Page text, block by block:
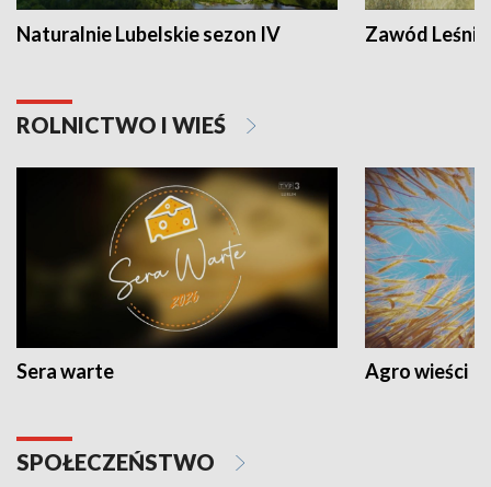
Naturalnie Lubelskie sezon IV Zawód Leśnik
ROLNICTWO I WIEŚ
Sera warte Agro wieści
SPOŁECZEŃSTWO